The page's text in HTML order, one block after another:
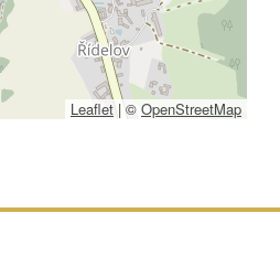
Leaflet |© OpenStreetMap